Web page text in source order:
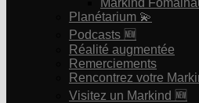
Markind
Planétarium 💫
Podcasts 🆕
Réalité augmentée
Remerciements
Rencontrez votre
Visitez un Markind 🆕